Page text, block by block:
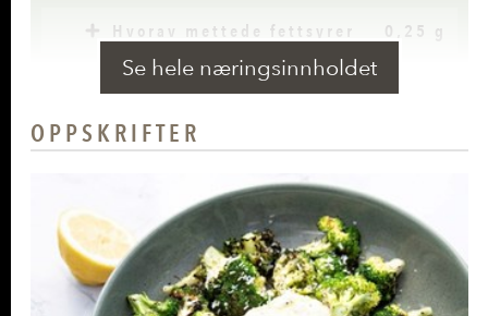
Hvorav mettede fettsyrer 0,25 g
Karbohydrater
Hvorav sukkerarter
Protein 2,32 g
Vitamin C
(askorbinsyre)
27,76 mg(34%
*)
Se hele næringsinnholdet
OPPSKRIFTER